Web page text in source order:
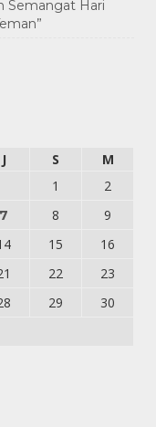
Semangat Hari
J S
M
1
2
7 8
9
15
16
22
23
29
30